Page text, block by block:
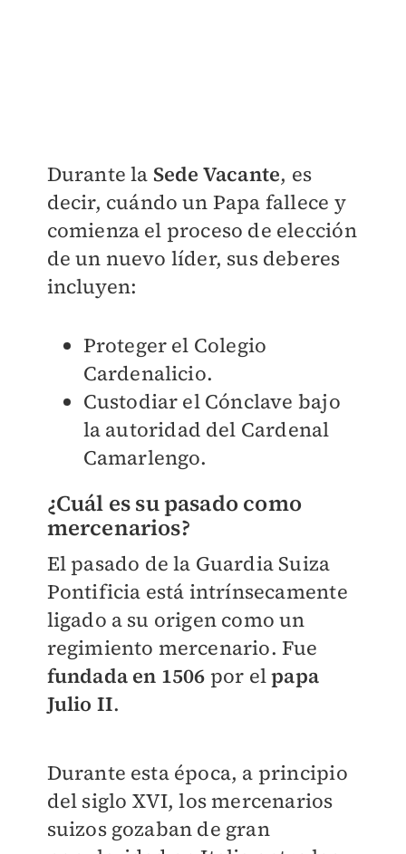
Durante la Sede Vacante, es
decir, cuándo un Papa fallece y
comienza el proceso de elección
de un nuevo líder, sus deberes
incluyen:
Proteger el Colegio
Cardenalicio.
Custodiar el Cónclave bajo
la autoridad del Cardenal
Camarlengo.
¿Cuál es su pasado como
mercenarios?
El pasado de la Guardia Suiza
Pontificia está intrínsecamente
ligado a su origen como un
regimiento mercenario. Fue
fundada en 1506 por elpapa
Julio II.
Durante esta época, a principio
del siglo XVI, los mercenarios
suizos gozaban de gran